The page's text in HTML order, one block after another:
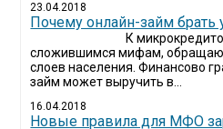
23.04.2018
Почему онлайн-займ брать
К
сложившимся мифам,
слоев населения. Финансово
займ может выручить в...
16.04.2018
Новые правила для МФО